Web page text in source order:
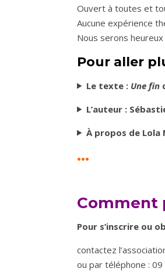
Ouvert à toutes et
Aucune expérience
Nous serons
Pour aller
Le texte : Une fin
L’auteur :
À propos de Lola
···
Comment
Pour s’inscrire ou
contactez
ou par téléphone :